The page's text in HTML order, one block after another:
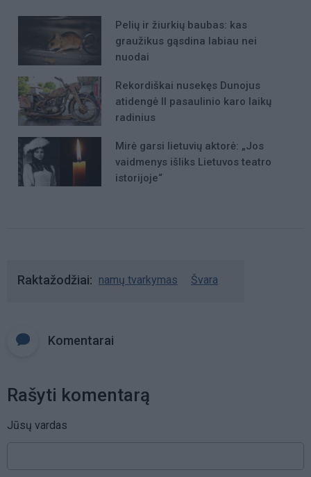
Pelių ir žiurkių baubas: kas
graužikus gąsdina labiau nei
nuodai
Rekordiškai nusekęs Dunojus
atidengė II pasaulinio karo laikų
radinius
Mirė garsi lietuvių aktorė: „Jos
vaidmenys išliks Lietuvos teatro
istorijoje“
Raktažodžiai namų tvarkymas Švara
Komentarai
Rašyti komentarą
Jūsų vardas